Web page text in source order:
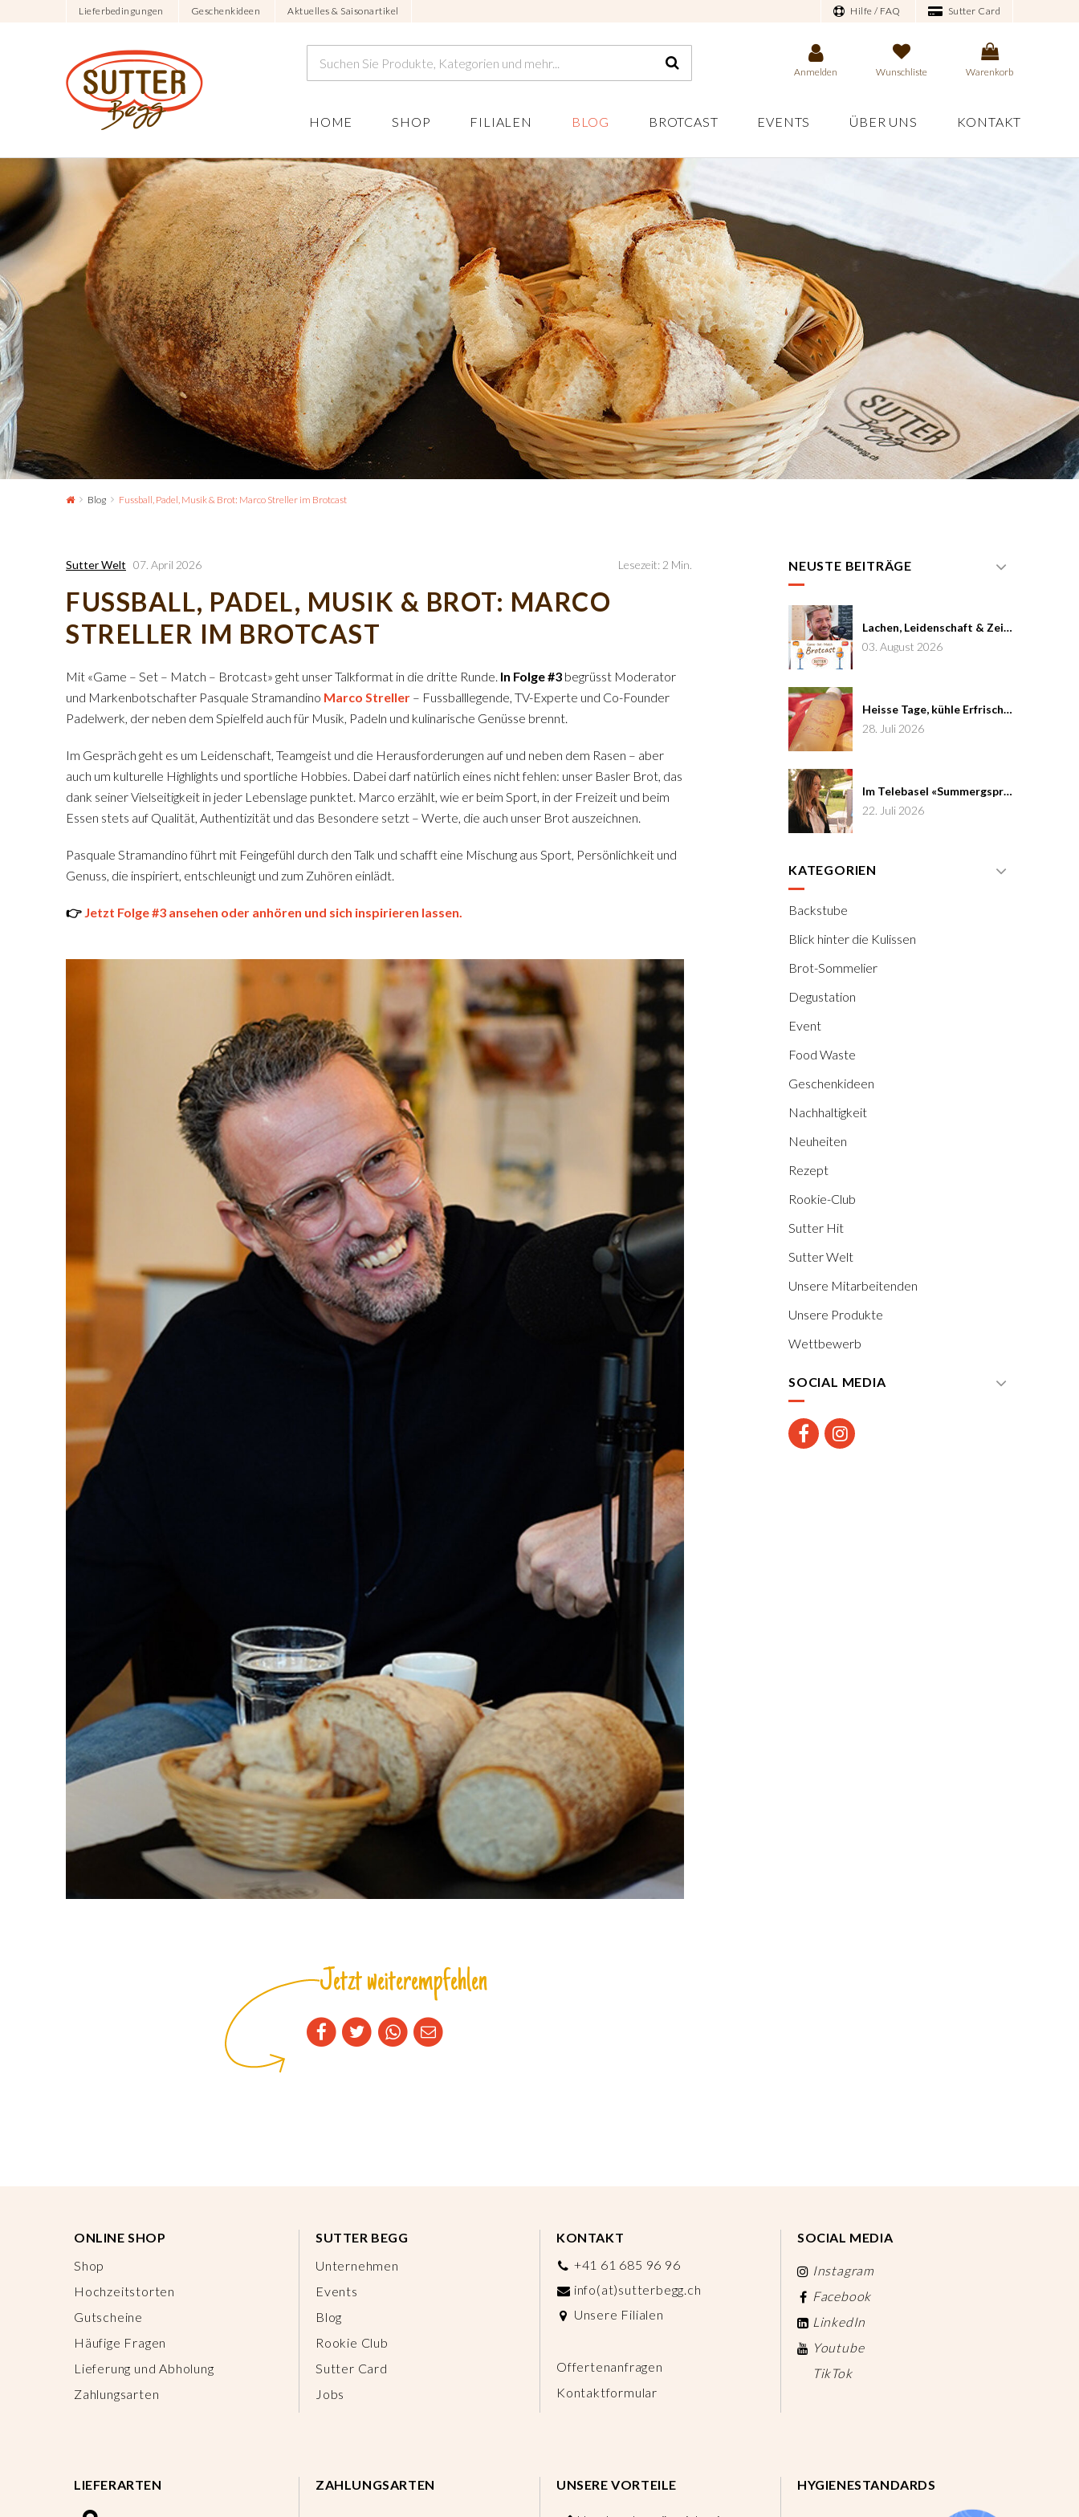
Lieferbedingungen Geschenkideen Aktuelles & Saisonartikel Hilfe / FAQ Sutter Card
Anmelden Wunschliste Warenkorb
HOME SHOP FILIALEN BLOG BROTCAST EVENTS ÜBER UNS KONTAKT
Blog Fussball, Padel, Musik & Brot: Marco Streller im Brotcast
Sutter Welt 07. April 2026 Lesezeit: 2 Min.
FUSSBALL, PADEL, MUSIK & BROT: MARCO
STRELLER IM BROTCAST
Mit «Game – Set – Match – Brotcast» geht unser Talkformat in die dritte Runde. In Folge #3 begrüsst Moderator
und Markenbotschafter Pasquale Stramandino Marco Streller – Fussballlegende, TV-Experte und Co-Founder
Padelwerk, der neben dem Spielfeld auch für Musik, Padeln und kulinarische Genüsse brennt.
Im Gespräch geht es um Leidenschaft, Teamgeist und die Herausforderungen auf und neben dem Rasen – aber
auch um kulturelle Highlights und sportliche Hobbies. Dabei darf natürlich eines nicht fehlen: unser Basler Brot, das
dank seiner Vielseitigkeit in jeder Lebenslage punktet. Marco erzählt, wie er beim Sport, in der Freizeit und beim
Essen stets auf Qualität, Authentizität und das Besondere setzt – Werte, die auch unser Brot auszeichnen.
Pasquale Stramandino führt mit Feingefühl durch den Talk und schafft eine Mischung aus Sport, Persönlichkeit und
Genuss, die inspiriert, entschleunigt und zum Zuhören einlädt.
👉 Jetzt Folge #3 ansehen oder anhören und sich inspirieren lassen.
Jetzt weiterempfehlen
NEUSTE BEITRÄGE
Lachen, Leidenschaft & Zeit: Joël von Mutzenbecher im Brotcast #7
03. August 2026
Heisse Tage, kühle Erfrischung
28. Juli 2026
Im Telebasel «Summergspröch» zu Gast
22. Juli 2026
KATEGORIEN
Backstube
Blick hinter die Kulissen
Brot-Sommelier
Degustation
Event
Food Waste
Geschenkideen
Nachhaltigkeit
Neuheiten
Rezept
Rookie-Club
Sutter Hit
Sutter Welt
Unsere Mitarbeitenden
Unsere Produkte
Wettbewerb
SOCIAL MEDIA
ONLINE SHOP
Shop
Hochzeitstorten
Gutscheine
Häufige Fragen
Lieferung und Abholung
Zahlungsarten
SUTTER BEGG
Unternehmen
Events
Blog
Rookie Club
Sutter Card
Jobs
KONTAKT
+41 61 685 96 96
info(at)sutterbegg.ch
Unsere Filialen
Offertenanfragen
Kontaktformular
SOCIAL MEDIA
Instagram
Facebook
LinkedIn
Youtube
TikTok
LIEFERARTEN ZAHLUNGSARTEN UNSERE VORTEILE HYGIENESTANDARDS